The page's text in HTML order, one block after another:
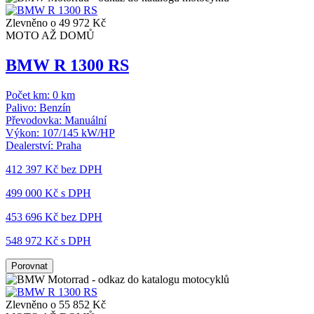
Zlevněno o 49 972 Kč
MOTO AŽ DOMŮ
BMW R 1300 RS
Počet km: 0 km
Palivo: Benzín
Převodovka: Manuální
Výkon: 107/145 kW/HP
Dealerství: Praha
412 397 Kč bez DPH
499 000 Kč s DPH
453 696 Kč bez DPH
548 972 Kč s DPH
Porovnat
Zlevněno o 55 852 Kč